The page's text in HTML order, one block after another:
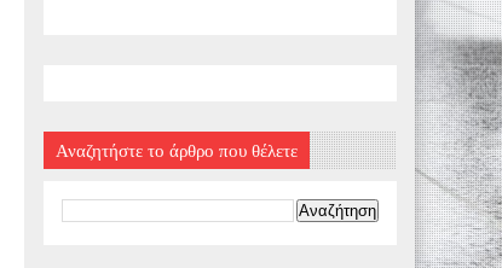
Αναζητήστε το άρθρο που θέλετε